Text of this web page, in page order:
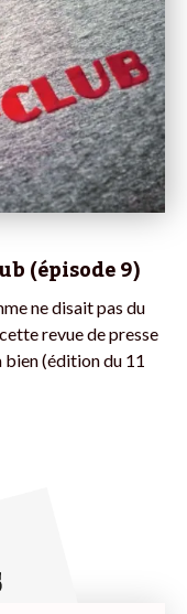
(épisode 9)
ne disait pas du
revue de presse
bien (édition du 11